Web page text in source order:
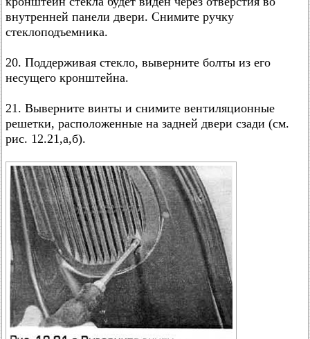
внутренней панели двери. Снимите ручку
стеклоподъемника.
20. Поддерживая стекло, выверните болты из его
несущего кронштейна.
21. Выверните винты и снимите вентиляционные
решетки, расположенные на задней двери сзади (см.
рис. 12.21,а,б).